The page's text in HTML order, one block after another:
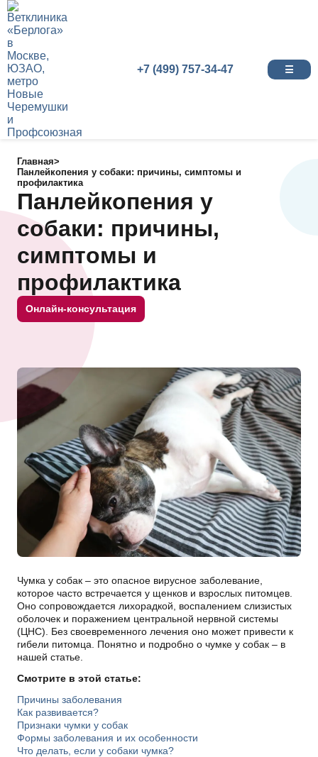
+7 (499) 757-34-47 ☰
Главная>
Панлейкопения у собаки: причины, симптомы и
профилактика
Панлейкопения у
собаки: причины,
симптомы и
профилактика
Онлайн-консультация
Чумка у собак – это опасное вирусное заболевание,
которое часто встречается у щенков и взрослых питомцев.
Оно сопровождается лихорадкой, воспалением слизистых
оболочек и поражением центральной нервной системы
(ЦНС). Без своевременного лечения оно может привести к
гибели питомца. Понятно и подробно о чумке у собак – в
нашей статье.
Смотрите в этой статье:
Причины заболевания
Как развивается?
Признаки чумки у собак
Формы заболевания и их особенности
Что делать, если у собаки чумка?